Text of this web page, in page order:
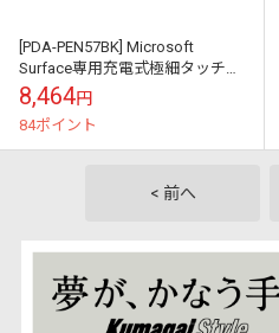
[PDA-PEN57BK] Microsoft
Surface専用充電式極細タッチペ
ン(ブラック)
8,464円
84ポイント
< 前へ